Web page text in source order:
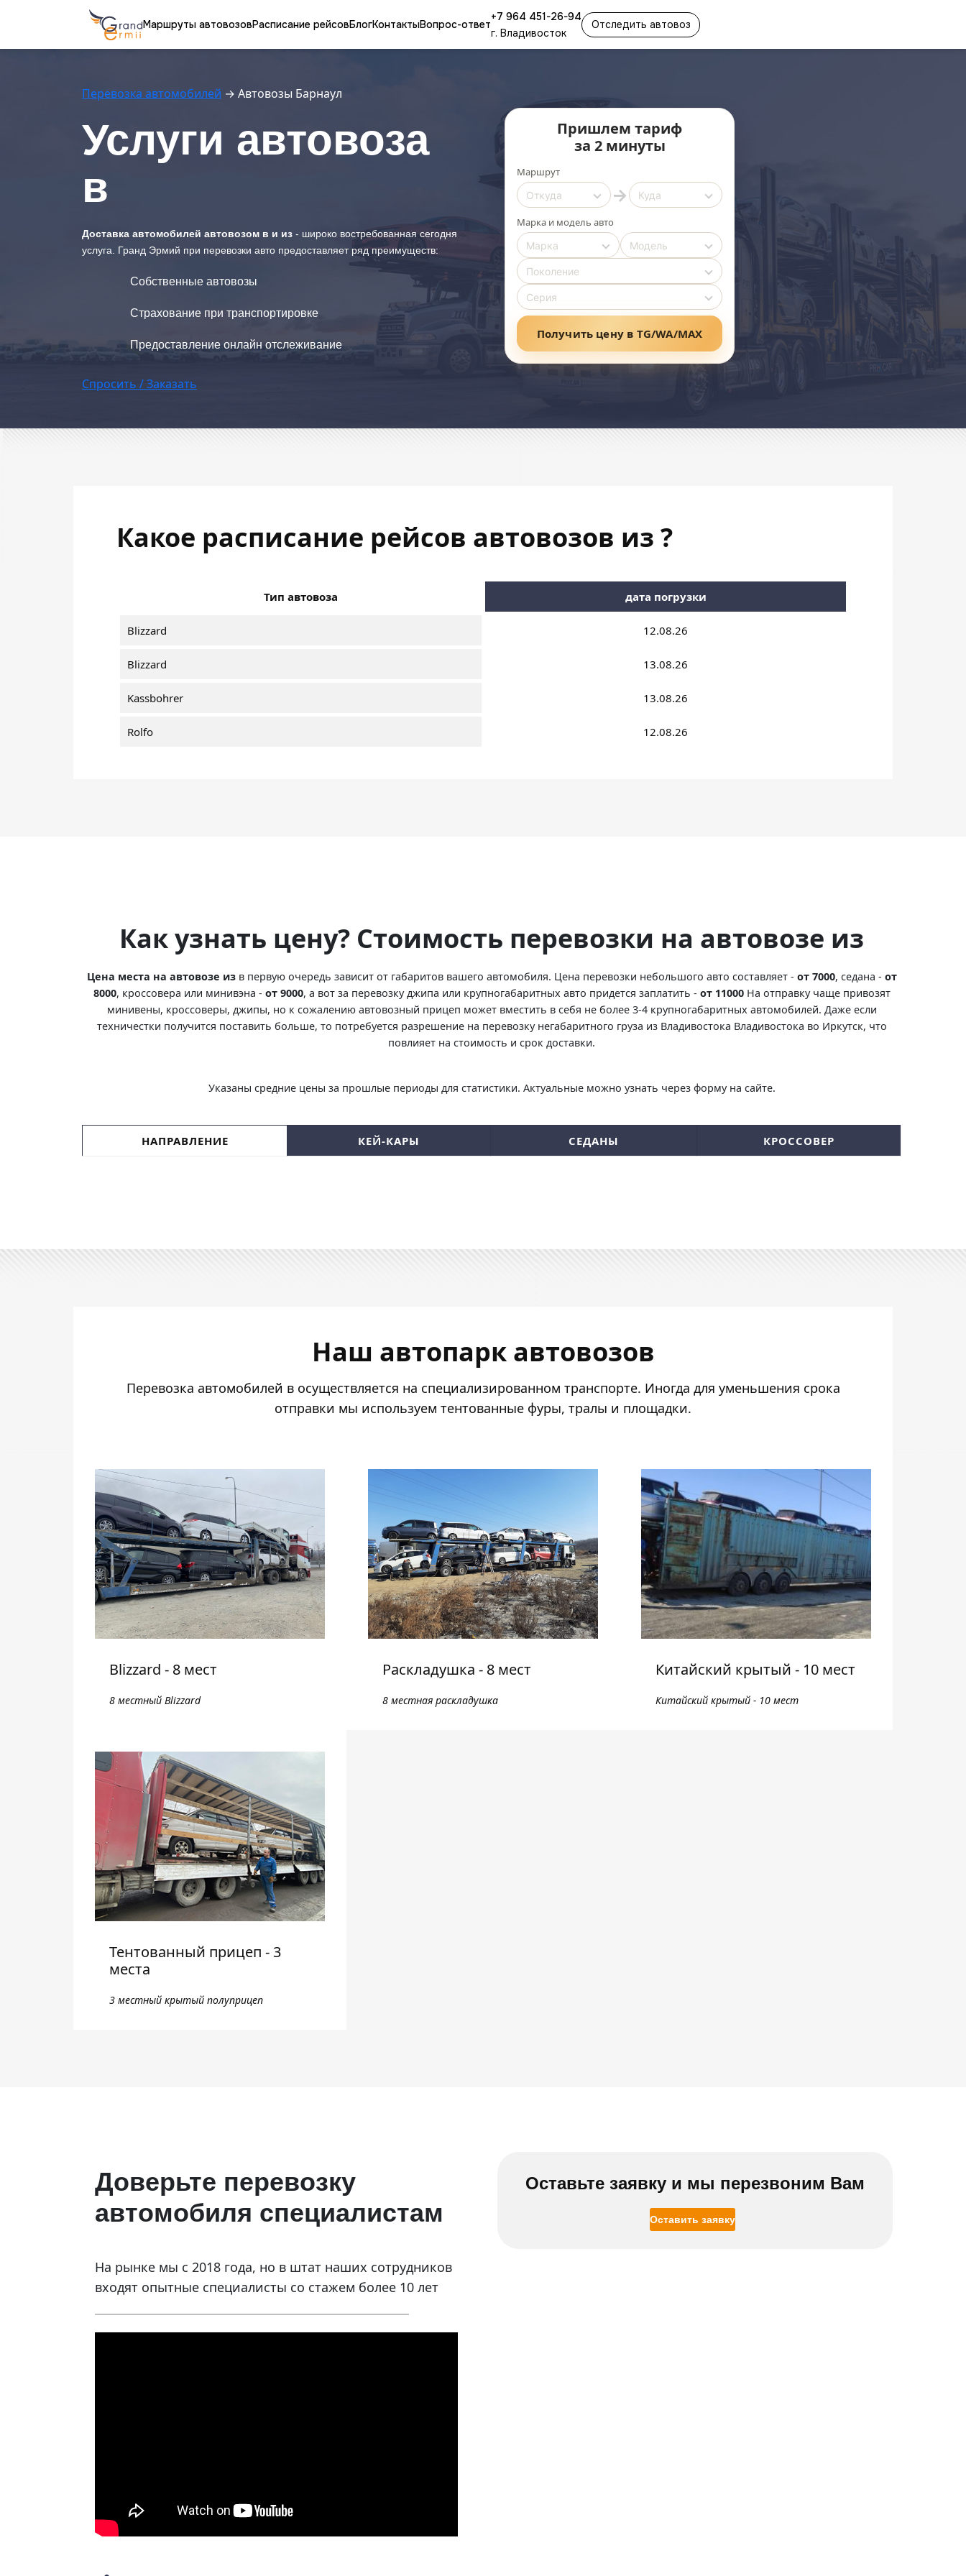
Маршруты автовозовРасписание рейсовБлогКонтактыВопрос-ответ
+7 964 451-26-94
г. Владивосток
Отследить автовоз
Перевозка автомобилей → Автовозы Барнаул
Услуги автовоза
в
Доставка автомобилей автовозом в и из - широко востребованная сегодня
услуга. Гранд Эрмий при перевозки авто предоставляет ряд преимуществ:
Собственные автовозы
Страхование при транспортировке
Предоставление онлайн отслеживание
Спросить / Заказать
Пришлем тариф
за 2 минуты
Маршрут
→
Марка и модель авто
Получить цену в TG/WA/MAX
Какое расписание рейсов автовозов из ?
Тип автовоза дата погрузки
Blizzard 12.08.26
Blizzard 13.08.26
Kassbohrer 13.08.26
Rolfo 12.08.26
Как узнать цену? Стоимость перевозки на автовозе из
Цена места на автовозе из в первую очередь зависит от габаритов вашего автомобиля. Цена перевозки небольшого авто составляет - от 7000, седана - от
8000, кроссовера или минивэна - от 9000, а вот за перевозку джипа или крупногабаритных авто придется заплатить - от 11000На отправку чаще привозят
минивены, кроссоверы, джипы, но к сожалению автовозный прицеп может вместить в себя не более 3-4 крупногабаритных автомобилей. Даже если
техничестки получится поставить больше, то потребуется разрешение на перевозку негабаритного груза из Владивостока Владивостока во Иркутск, что
повлияет на стоимость и срок доставки.
Указаны средние цены за прошлые периоды для статистики. Актуальные можно узнать через форму на сайте.
НАПРАВЛЕНИЕ КЕЙ-КАРЫ СЕДАНЫ КРОССОВЕР
Наш автопарк автовозов
Перевозка автомобилей в осуществляется на специализированном транспорте. Иногда для уменьшения срока
отправки мы используем тентованные фуры, тралы и площадки.
Blizzard - 8 мест
8 местный Blizzard
Раскладушка - 8 мест
8 местная раскладушка
Китайский крытый - 10 мест
Китайский крытый - 10 мест
Тентованный прицеп - 3
места
3 местный крытый полуприцеп
Доверьте перевозку
автомобиля специалистам
На рынке мы с 2018 года, но в штат наших сотрудников
входят опытные специалисты со стажем более 10 лет
Оставьте заявку и мы перезвоним Вам
Оставить заявку